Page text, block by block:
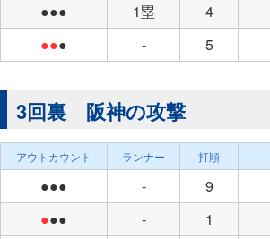
●●●
1塁 4
●●● - 5
3回裏 阪神の攻撃
アウトカウント ランナー 打順
●●● - 9
●●● - 1